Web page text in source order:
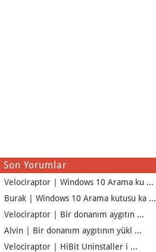
Son Yorumlar
Velociraptor | Windows 10 Arama ku ...
Burak | Windows 10 Arama kutusu ka ...
Velociraptor | Bir donanım aygıtın ...
Alvin | Bir donanım aygıtının yükl ...
Velociraptor | HiBit Uninstaller i ...